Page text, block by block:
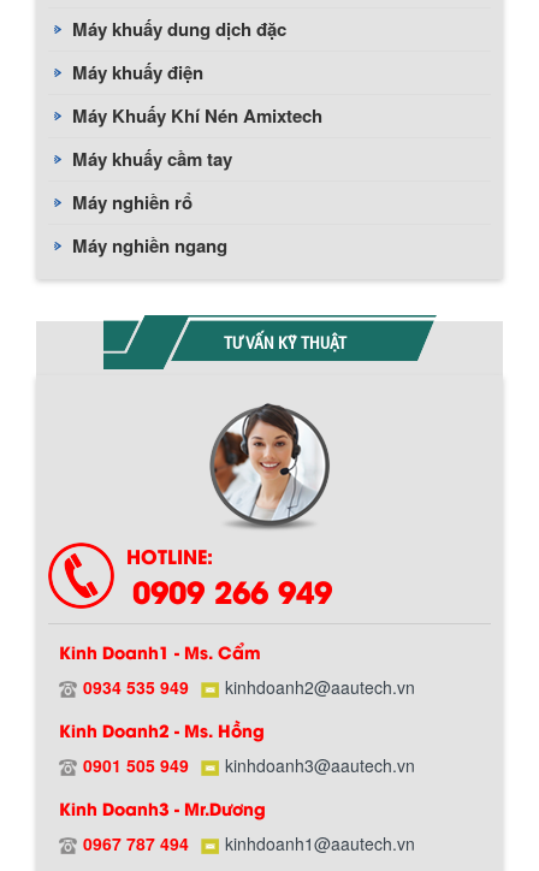
Máy khuấy dung dịch đặc
Máy khuấy điện
Máy Khuấy Khí Nén Amixtech
Máy khuấy cầm tay
Máy nghiền rổ
Máy nghiền ngang
TƯ VẤN KỸ THUẬT
HOTLINE:
0909 266 949
Kinh Doanh1 - Ms. Cẩm
0934 535 949 kinhdoanh2@aautech.vn
Kinh Doanh2 - Ms. Hồng
0901 505 949 kinhdoanh3@aautech.vn
Kinh Doanh3 - Mr.Dương
0967 787 494 kinhdoanh1@aautech.vn
Chính sách giao hàng
Hướng dẫn thanh toán mua hàng
Bồn chứa giải nhiệt sơn, mực in có cấu
tạo gồm 2 lớp inox và được dùng để